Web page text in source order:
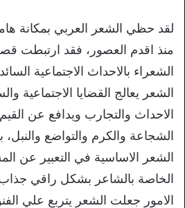
لقد حظي الشعر العربي بمكانة
منذ اقدم العصور، فقد ارتبطت
الشعراء بالاحداث الاجتماعية
الشعر يعالج القضايا الاجتماعية
الاحداث والتجارب ويدافع عن
الشجاعة والكرم والتواضع والنبل،
الشعر الاساسية في التعبير عن
الخاصة بالشاعر بشكل راقي
الامور جعلت الشعر يتربع علي